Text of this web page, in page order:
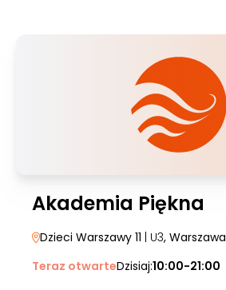
Akademia Piękna
Dzieci Warszawy 11 | U3, Warszawa
Teraz otwarteDzisiaj:10:00-21:00